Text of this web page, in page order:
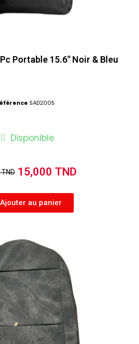
Portable 15.6" Noir & Bleu
SAD2005
Disponible
15,000 TND
Ajouter au panier